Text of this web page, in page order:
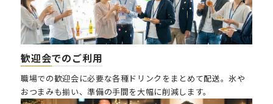
歓迎会でのご利用
職場での歓迎会に必要な各種ドリンクをまとめて配送。氷や
おつまみも揃い、準備の手間を大幅に削減します。